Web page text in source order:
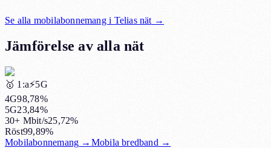
Se alla mobilabonnemang i Telias nät →
Jämförelse av alla nät
🥇 1:a⚡️5G
4G98,78%
5G23,84%
30+ Mbit/s25,72%
Röst99,89%
Mobilabonnemang → Mobila bredband →